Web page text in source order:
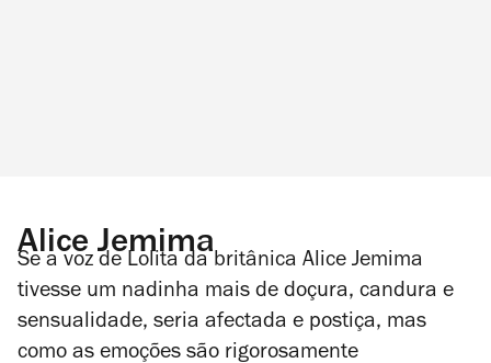
Alice Jemima
Se a voz de Lolita da britânica Alice Jemima
tivesse um nadinha mais de doçura, candura e
sensualidade, seria afectada e postiça, mas
como as emoções são rigorosamente